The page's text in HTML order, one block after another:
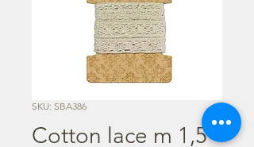
SKU: SBA386
Cotton lace m 1,5